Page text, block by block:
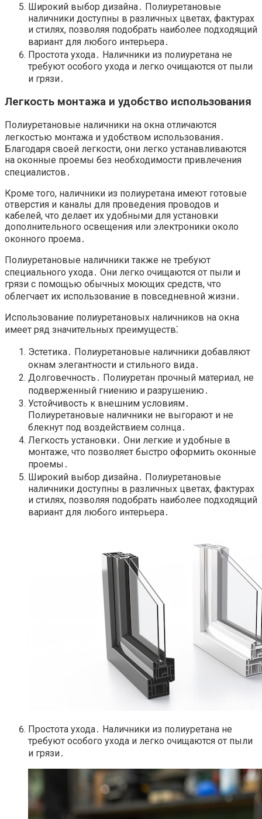
Широкий выбор дизайна․ Полиуретановые
наличники доступны в различных цветах, фактурах
и стилях, позволяя подобрать наиболее подходящий
вариант для любого интерьера․
Простота ухода․ Наличники из полиуретана не
требуют особого ухода и легко очищаются от пыли
и грязи․
Легкость монтажа и удобство использования
Полиуретановые наличники на окна отличаются
легкостью монтажа и удобством использования․
Благодаря своей легкости, они легко устанавливаются
на оконные проемы без необходимости привлечения
специалистов․
Кроме того, наличники из полиуретана имеют готовые
отверстия и каналы для проведения проводов и
кабелей, что делает их удобными для установки
дополнительного освещения или электроники около
оконного проема․
Полиуретановые наличники также не требуют
специального ухода․ Они легко очищаются от пыли и
грязи с помощью обычных моющих средств, что
облегчает их использование в повседневной жизни․
Использование полиуретановых наличников на окна
имеет ряд значительных преимуществ⁚
Эстетика․ Полиуретановые наличники добавляют
окнам элегантности и стильного вида․
Долговечность․ Полиуретан прочный материал, не
подверженный гниению и разрушению․
Устойчивость к внешним условиям․
Полиуретановые наличники не выгорают и не
блекнут под воздействием солнца․
Легкость установки․ Они легкие и удобные в
монтаже, что позволяет быстро оформить оконные
проемы․
Широкий выбор дизайна․ Полиуретановые
наличники доступны в различных цветах, фактурах
и стилях, позволяя подобрать наиболее подходящий
вариант для любого интерьера․
Простота ухода․ Наличники из полиуретана не
требуют особого ухода и легко очищаются от пыли
и грязи․